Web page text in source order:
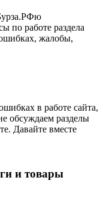
по работе раздела
жалобы,
в работе сайта,
обсуждаем разделы
Давайте вместе
и товары